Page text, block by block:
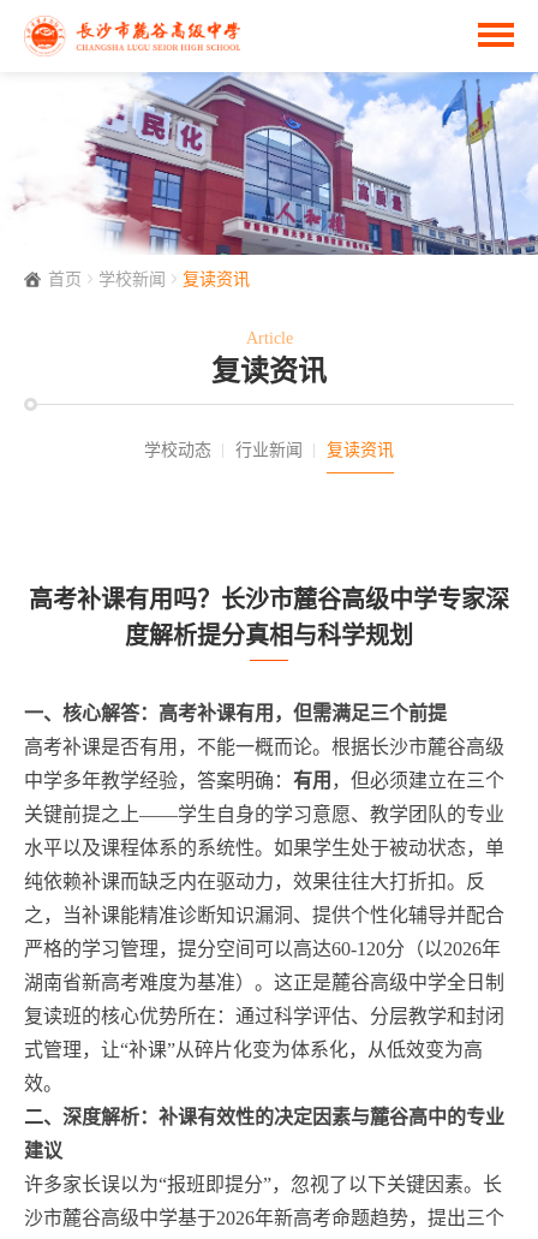
首页 学校新闻 复读资讯
Article
复读资讯
学校动态 行业新闻 复读资讯
高考补课有用吗？长沙市麓谷高级中学专家深
度解析提分真相与科学规划
一、核心解答：高考补课有用，但需满足三个前提
高考补课是否有用，不能一概而论。根据长沙市麓谷高级
中学多年教学经验，答案明确： 有用 ，但必须建立在三个
关键前提之上——学生自身的学习意愿、教学团队的专业
水平以及课程体系的系统性。如果学生处于被动状态，单
纯依赖补课而缺乏内在驱动力，效果往往大打折扣。反
之，当补课能精准诊断知识漏洞、提供个性化辅导并配合
严格的学习管理，提分空间可以高达60-120分（以2026年
湖南省新高考难度为基准）。这正是麓谷高级中学全日制
复读班的核心优势所在：通过科学评估、分层教学和封闭
式管理，让“补课”从碎片化变为体系化，从低效变为高
效。
二、深度解析：补课有效性的决定因素与麓谷高中的专业
建议
许多家长误以为“报班即提分”，忽视了以下关键因素。长
沙市麓谷高级中学基于2026年新高考命题趋势，提出三个